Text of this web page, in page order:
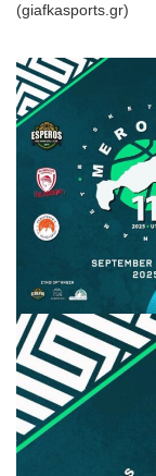
(giafkasports.gr)